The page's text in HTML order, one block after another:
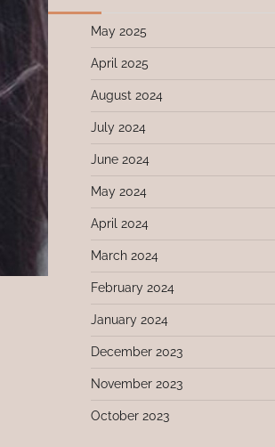
May 2025
April 2025
August 2024
July 2024
June 2024
May 2024
April 2024
March 2024
February 2024
January 2024
December 2023
November 2023
October 2023